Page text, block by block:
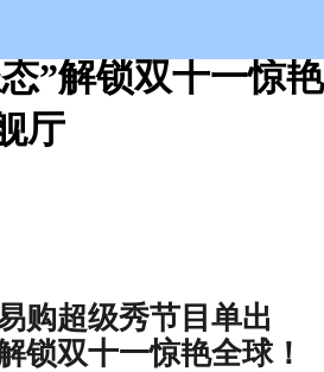
易购超级秀节目单
”解锁双十一惊艳
厅
购超级秀节目单出
锁双十一惊艳全球！